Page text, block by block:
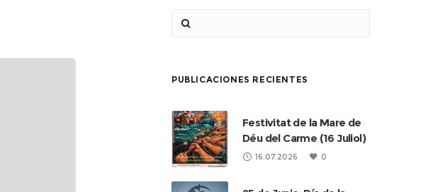
PUBLICACIONES RECIENTES
Festivitat de la Mare de
Déu del Carme (16 Juliol)
16.07.2026 0